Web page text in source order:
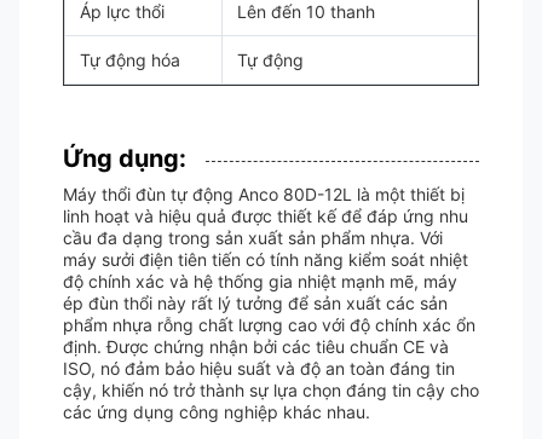
Áp lực thổi Lên đến 10 thanh
Tự động hóa Tự động
Ứng dụng:
Máy thổi đùn tự động Anco 80D-12L là một thiết bị
linh hoạt và hiệu quả được thiết kế để đáp ứng nhu
cầu đa dạng trong sản xuất sản phẩm nhựa. Với
máy sưởi điện tiên tiến có tính năng kiểm soát nhiệt
độ chính xác và hệ thống gia nhiệt mạnh mẽ, máy
ép đùn thổi này rất lý tưởng để sản xuất các sản
phẩm nhựa rỗng chất lượng cao với độ chính xác ổn
định. Được chứng nhận bởi các tiêu chuẩn CE và
ISO, nó đảm bảo hiệu suất và độ an toàn đáng tin
cậy, khiến nó trở thành sự lựa chọn đáng tin cậy cho
các ứng dụng công nghiệp khác nhau.